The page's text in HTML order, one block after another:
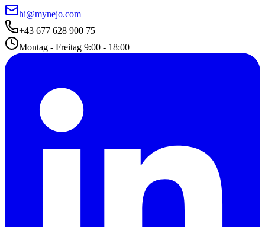
hi@mynejo.com
+43 677 628 900 75
Montag - Freitag 9:00 - 18:00